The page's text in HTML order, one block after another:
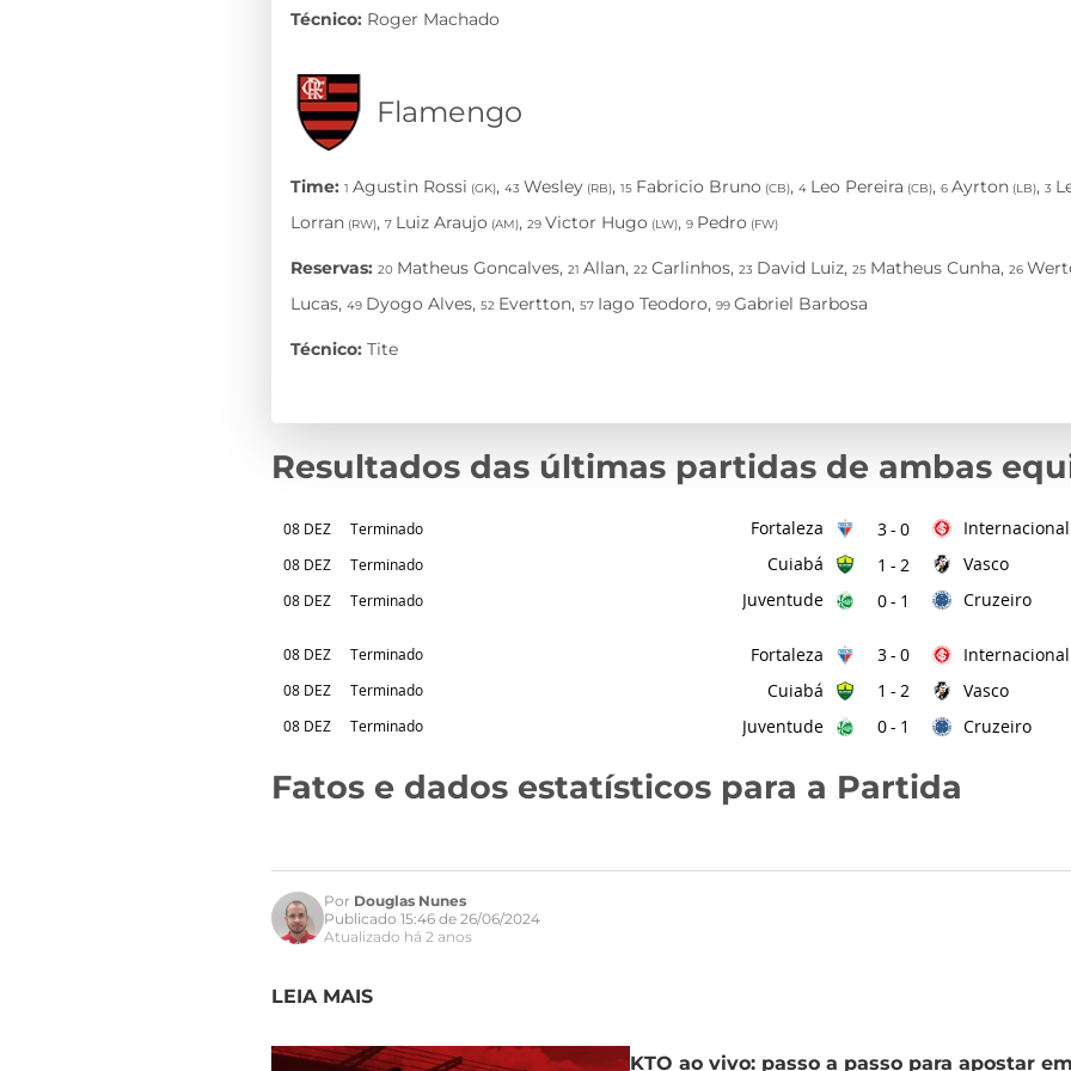
Resultados das últimas partidas de ambas
08 DEZ Terminado Fortaleza 3- 0 Internacional
08 DEZ Terminado Cuiabá 1 - 2 Vasco
08 DEZ Terminado Juventude 0- 1 Cruzeiro
08 DEZ Terminado Fortaleza 3- 0 Internacional
08 DEZ Terminado Cuiabá 1 - 2 Vasco
08 DEZ Terminado Juventude 0- 1 Cruzeiro
Fatos e dados estatísticos para a Partida
Por Douglas Nunes
Publicado 15:46 de 26/06/2024
Atualizado há 2 anos
LEIA MAIS
KTO ao vivo: passo a passo para apostar